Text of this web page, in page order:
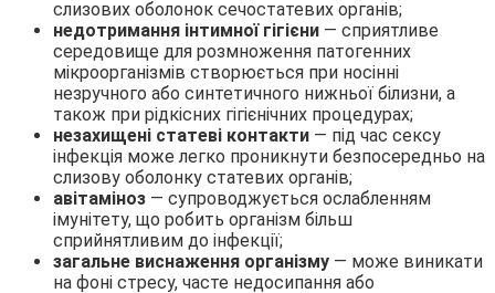
слизових оболонок сечостатевих органів;
недотримання інтимної гігієни — сприятливе
середовище для розмноження патогенних
мікроорганізмів створюється при носінні
незручного або синтетичного нижньої білизни, а
також при рідкісних гігієнічних процедурах;
незахищені статеві контакти — під час сексу
інфекція може легко проникнути безпосередньо на
слизову оболонку статевих органів;
авітаміноз — супроводжується ослабленням
імунітету, що робить організм більш
сприйнятливим до інфекції;
загальне виснаження організму — може виникати
на фоні стресу, часте недосипання або